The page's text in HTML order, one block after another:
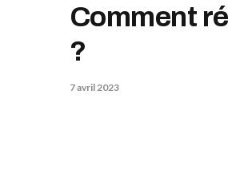
Comment
?
7 avril 2023